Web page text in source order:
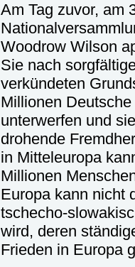
Am Tag zuvor, am
Woodrow Wilson
Sie nach
verkündeten
Millionen
unterwerfen und
drohende
in Mitteleuropa
Millionen
Europa kann nicht
tschecho-
wird, deren
Frieden in Europa